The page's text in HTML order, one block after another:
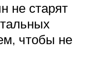
не старят
чтобы не